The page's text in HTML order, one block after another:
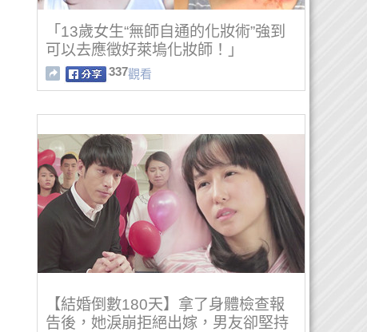
「13歲女生“無師自通的化妝術”強到
可以去應徵好萊塢化妝師！」
337觀看
【結婚倒數180天】拿了身體檢查報
告後，她淚崩拒絕出嫁，男友卻堅持